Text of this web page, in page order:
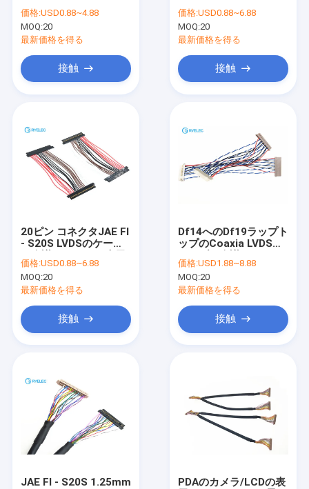
プロダクト
ビデオ
私達について
私達に連絡して下さい
ニュース
場合
引用を要求して下さい
注文ワイヤー馬具
LVDS のケーブル会議
価格:USD0.88~4.88
MOQ:20
最新価格を得る
接触
価格:USD0.88~6.88
MOQ:20
最新価格を得る
接触
20ピン コネクタJAE FI
- S20S LVDSのケーブ
の台紙
価格:USD0.88~6.88
MOQ:20
最新価格を得る
接触
Df14へのDf19ラップト
ップのCoaxia LVDSの
のLCD表示のための20
Pin
価格:USD1.88~8.88
MOQ:20
最新価格を得る
接触
JAE FI - S20S 1.25mm
PDAのカメラ/LCDの表